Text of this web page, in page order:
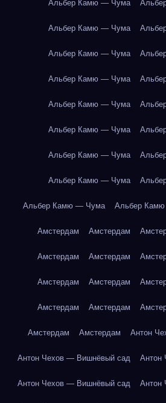
Альбер Камю — Чума
Альбер Камю — Чума
Альбер Камю — Чума
Альбер Камю — Чума
Альбер Камю — Чума
Альбер Камю — Чума
Альбер Камю — Чума
Альбер Камю — Чума
Альбер Камю — Чума Альбер
Амстердам Амстердам
Амстердам Амстердам
Амстердам Амстердам
Амстердам Амстердам
Амстердам Амстердам Антон
Антон Чехов — Вишнёвый сад Антон
Антон Чехов — Вишнёвый сад Антон